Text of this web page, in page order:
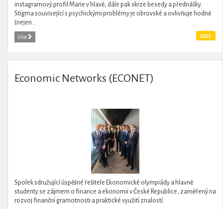
instagramový profil Marie v hlavě, dále pak skrze besedy a přednášky.
Stigma související s psychickými problémy je obrovské a ovlivňuje hodně
(nejen...
Více 2025
Economic Networks (ECONET)
Spolek sdružující úspěšné řešitele Ekonomické olympiády a hlavně
studenty se zájmem o finance a ekonomii v České Republice, zaměřený na
rozvoj finanční gramotnosti a praktické využití znalostí.